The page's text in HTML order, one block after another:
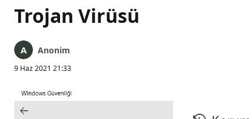
Trojan Virüsü
Anonim
9 Haz 2021 21:33